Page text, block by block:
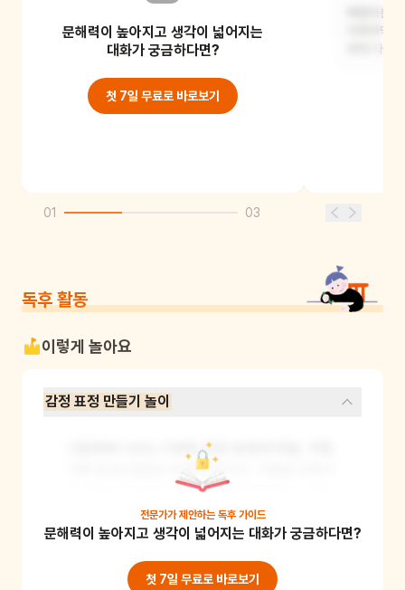
눈빛으로 말없이 바라보고 있었어요.
문해력이 높아지고 생각이 넓어지는
대화가 궁금하다면?
첫 7일 무료로 바로보기
뻐끔이는
마룻바닥
향해 다가
01 03
독후 활동
이렇게 놀아요
감정 표정 만들기 놀이
그림책에 나오는 다양한 감정 표현(두려움, 걱정,
기쁨 등)을 얼굴로 표현해 보아요. 거울을 보면서
각 감정을 어떻게 표현할지 연습해 보세요. 이를
통해 어린이는 다양한 감정을 인식하고 표현하는
법을 배울 수 있어요. 준비물: 거울
전문가가 제안하는 독후 가이드
문해력이 높아지고 생각이 넓어지는 대화가 궁금하다면?
첫 7일 무료로 바로보기